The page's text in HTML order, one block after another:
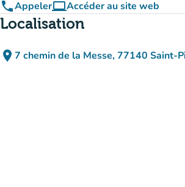
phoneAppelercomputerAccéder au site web
(nouvel onglet)
Localisation
place 7 chemin de la Messe, 77140 Saint-
(ouvrir